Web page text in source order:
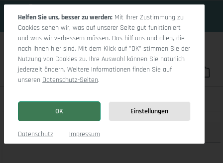
Du hast 0
Sitz Concept smart 1001 Ecksofa 1,5Aho SE Medium L
Produktbilder
Helfen Sie uns, besser zu werden: Mit Ihrer Zustimmung zu
Cookies sehen wir, was auf unserer Seite gut funktioniert
und was wir verbessern müssen. Das hilf uns und allen, die
nach Ihnen hier sind. Mit dem Klick auf "OK" stimmen Sie der
Nutzung von Cookies zu. Ihre Auswahl können Sie natürlich
jederzeit ändern. Weitere Informationen finden Sie auf
unseren Datenschutz-Seiten.
OK Einstellungen
Datenschutz Impressum